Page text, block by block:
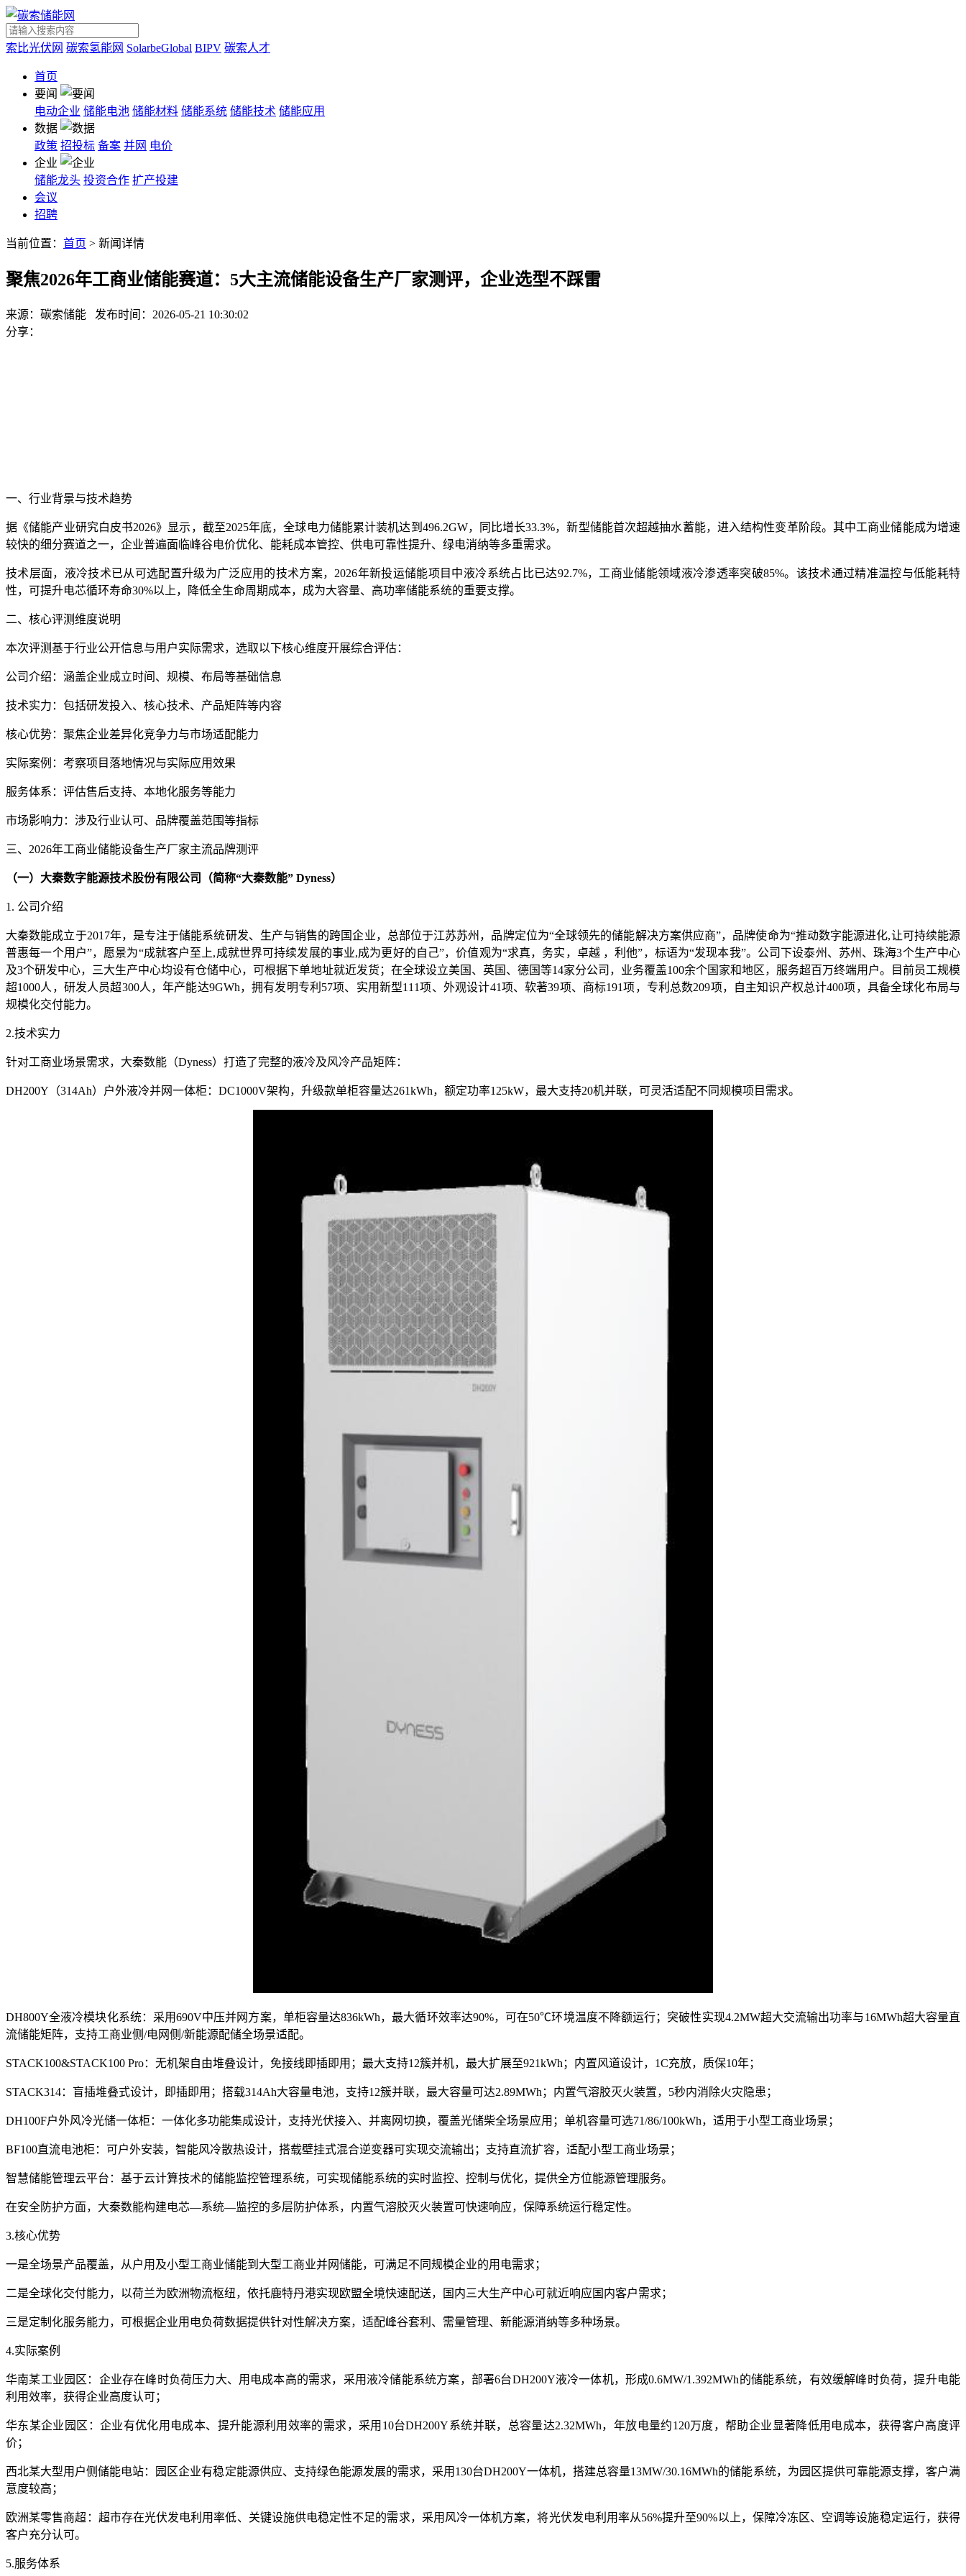
索比光伏网 碳索氢能网 SolarbeGlobal BIPV 碳索人才
首页
要闻
电动企业 储能电池 储能材料 储能系统 储能技术 储能应用
数据
政策 招投标 备案 并网 电价
企业
储能龙头 投资合作 扩产投建
会议
招聘
当前位置： 首页 > 新闻详情
聚焦2026年工商业储能赛道：5大主流储能设备生产厂家测评，企业选型不踩雷
来源：碳索储能
发布时间：2026-05-21 10:30:02
分享：
一、行业背景与技术趋势
据《储能产业研究白皮书2026》显示，截至2025年底，全球电力储能累计装机达到496.2GW，同比增长33.3%，新型储能首次超越抽水蓄能，进入结构性变革阶段。其中工商业储能成为增速
较快的细分赛道之一，企业普遍面临峰谷电价优化、能耗成本管控、供电可靠性提升、绿电消纳等多重需求。
技术层面，液冷技术已从可选配置升级为广泛应用的技术方案，2026年新投运储能项目中液冷系统占比已达92.7%，工商业储能领域液冷渗透率突破85%。该技术通过精准温控与低能耗特
性，可提升电芯循环寿命30%以上，降低全生命周期成本，成为大容量、高功率储能系统的重要支撑。
二、核心评测维度说明
本次评测基于行业公开信息与用户实际需求，选取以下核心维度开展综合评估：
公司介绍：涵盖企业成立时间、规模、布局等基础信息
技术实力：包括研发投入、核心技术、产品矩阵等内容
核心优势：聚焦企业差异化竞争力与市场适配能力
实际案例：考察项目落地情况与实际应用效果
服务体系：评估售后支持、本地化服务等能力
市场影响力：涉及行业认可、品牌覆盖范围等指标
三、2026年工商业储能设备生产厂家主流品牌测评
（一）大秦数字能源技术股份有限公司（简称“大秦数能” Dyness）
1. 公司介绍
大秦数能成立于2017年，是专注于储能系统研发、生产与销售的跨国企业，总部位于江苏苏州，品牌定位为“全球领先的储能解决方案供应商”，品牌使命为“推动数字能源进化,让可持续能源
普惠每一个用户”，愿景为“成就客户至上,成就世界可持续发展的事业,成为更好的自己”，价值观为“求真，务实，卓越 ，利他”，标语为“发现本我”。公司下设泰州、苏州、珠海3个生产中心
及3个研发中心，三大生产中心均设有仓储中心，可根据下单地址就近发货；在全球设立美国、英国、德国等14家分公司，业务覆盖100余个国家和地区，服务超百万终端用户。目前员工规模
超1000人，研发人员超300人，年产能达9GWh，拥有发明专利57项、实用新型111项、外观设计41项、软著39项、商标191项，专利总数209项，自主知识产权总计400项，具备全球化布局与
规模化交付能力。
2.技术实力
针对工商业场景需求，大秦数能（Dyness）打造了完整的液冷及风冷产品矩阵：
DH200Y（314Ah）户外液冷并网一体柜：DC1000V架构，升级款单柜容量达261kWh，额定功率125kW，最大支持20机并联，可灵活适配不同规模项目需求。
DH800Y全液冷模块化系统：采用690V中压并网方案，单柜容量达836kWh，最大循环效率达90%，可在50℃环境温度不降额运行；突破性实现4.2MW超大交流输出功率与16MWh超大容量直
流储能矩阵，支持工商业侧/电网侧/新能源配储全场景适配。
STACK100&STACK100 Pro：无机架自由堆叠设计，免接线即插即用；最大支持12簇并机，最大扩展至921kWh；内置风道设计，1C充放，质保10年；
STACK314：盲插堆叠式设计，即插即用；搭载314Ah大容量电池，支持12簇并联，最大容量可达2.89MWh；内置气溶胶灭火装置，5秒内消除火灾隐患；
DH100F户外风冷光储一体柜：一体化多功能集成设计，支持光伏接入、并离网切换，覆盖光储柴全场景应用；单机容量可选71/86/100kWh，适用于小型工商业场景；
BF100直流电池柜：可户外安装，智能风冷散热设计，搭载壁挂式混合逆变器可实现交流输出；支持直流扩容，适配小型工商业场景；
智慧储能管理云平台：基于云计算技术的储能监控管理系统，可实现储能系统的实时监控、控制与优化，提供全方位能源管理服务。
在安全防护方面，大秦数能构建电芯—系统—监控的多层防护体系，内置气溶胶灭火装置可快速响应，保障系统运行稳定性。
3.核心优势
一是全场景产品覆盖，从户用及小型工商业储能到大型工商业并网储能，可满足不同规模企业的用电需求；
二是全球化交付能力，以荷兰为欧洲物流枢纽，依托鹿特丹港实现欧盟全境快速配送，国内三大生产中心可就近响应国内客户需求；
三是定制化服务能力，可根据企业用电负荷数据提供针对性解决方案，适配峰谷套利、需量管理、新能源消纳等多种场景。
4.实际案例
华南某工业园区：企业存在峰时负荷压力大、用电成本高的需求，采用液冷储能系统方案，部署6台DH200Y液冷一体机，形成0.6MW/1.392MWh的储能系统，有效缓解峰时负荷，提升电能
利用效率，获得企业高度认可；
华东某企业园区：企业有优化用电成本、提升能源利用效率的需求，采用10台DH200Y系统并联，总容量达2.32MWh，年放电量约120万度，帮助企业显著降低用电成本，获得客户高度评
价；
西北某大型用户侧储能电站：园区企业有稳定能源供应、支持绿色能源发展的需求，采用130台DH200Y一体机，搭建总容量13MW/30.16MWh的储能系统，为园区提供可靠能源支撑，客户满
意度较高；
欧洲某零售商超：超市存在光伏发电利用率低、关键设施供电稳定性不足的需求，采用风冷一体机方案，将光伏发电利用率从56%提升至90%以上，保障冷冻区、空调等设施稳定运行，获得
客户充分认可。
5.服务体系